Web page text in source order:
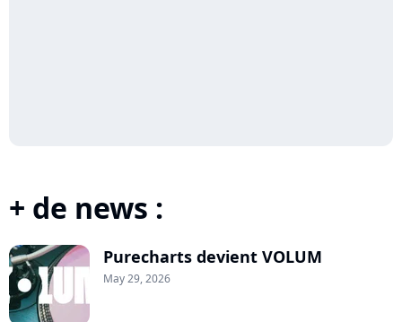
+ de news :
Purecharts devient VOLUM
May 29, 2026